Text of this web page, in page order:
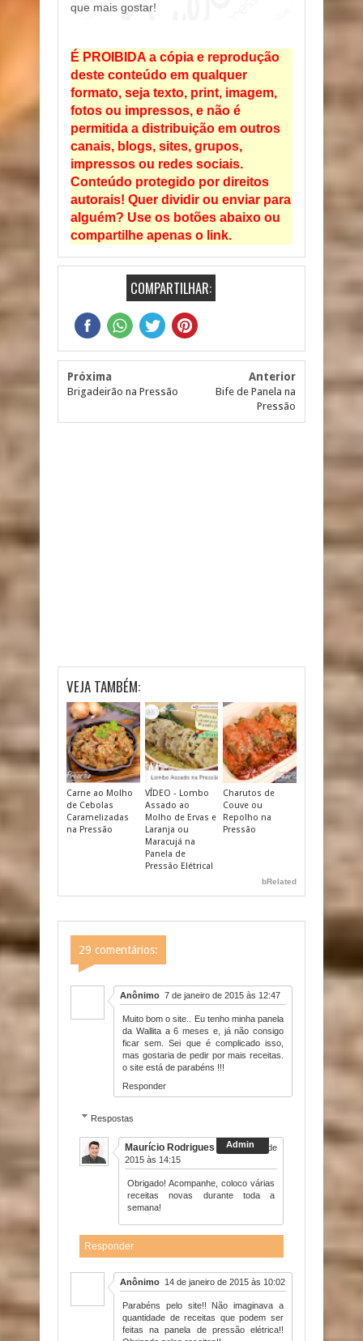
que mais gostar!
É PROIBIDA a cópia e reprodução
deste conteúdo em qualquer
formato, seja texto, print, imagem,
fotos ou impressos, e não é
permitida a distribuição em outros
canais, blogs, sites, grupos,
impressos ou redes sociais.
Conteúdo protegido por direitos
autorais! Quer dividir ou enviar para
alguém? Use os botões abaixo ou
compartilhe apenas o link.
COMPARTILHAR:
Próxima
Brigadeirão na Pressão
Anterior
Bife de Panela na
Pressão
VEJA TAMBÉM:
Carne ao Molho
de Cebolas
Caramelizadas
na Pressão
VÍDEO - Lombo
Assado ao
Molho de Ervas e
Laranja ou
Maracujá na
Panela de
Pressão Elétrica!
Charutos de
Couve ou
Repolho na
Pressão
bRelated
29 comentários:
Anônimo 7 de janeiro de 2015 às 12:47
Muito bom o site.. Eu tenho minha panela
da Wallita a 6 meses e, já não consigo
ficar sem. Sei que é complicado isso,
mas gostaria de pedir por mais receitas.
o site está de parabéns !!!
Responder
Respostas
Maurício Rodrigues
7 de janeiro de
2015 às 14:15
Obrigado! Acompanhe, coloco várias
receitas novas durante toda a
semana!
Responder
Anônimo 14 de janeiro de 2015 às 10:02
Parabéns pelo site!! Não imaginava a
quantidade de receitas que podem ser
feitas na panela de pressão elétrica!!